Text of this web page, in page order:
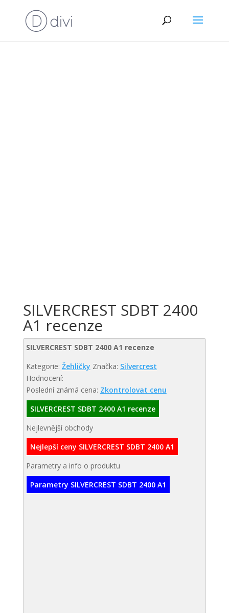
SILVERCREST SDBT 2400
A1 recenze
SILVERCREST SDBT 2400 A1 recenze
Kategorie: Žehličky Značka: Silvercrest
Hodnocení:
Poslední známá cena: Zkontrolovat cenu
SILVERCREST SDBT 2400 A1 recenze
Nejlevnější obchody
Nejlepší ceny SILVERCREST SDBT 2400 A1
Parametry a info o produktu
Parametry SILVERCREST SDBT 2400 A1